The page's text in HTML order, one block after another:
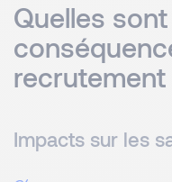
Quelles
recrutement
Impacts sur les